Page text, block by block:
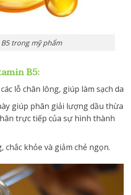
trong mỹ phẩm
B5:
lỗ chân lông, giúp làm sạch da
giúp phân giải lượng dầu thừa
trực tiếp của sự hình thành
chắc khỏe và giảm chẻ ngọn.